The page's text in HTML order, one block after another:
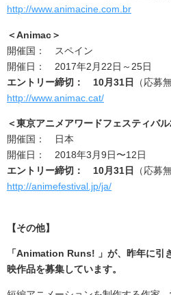
http://www.animacine.com.br
＜Animac＞
開催国： スペイン
開催日： 2017年2月22日～25日
エントリー締切： 10月31日
（応募
http://www.animac.cat/
＜東京アニメアワードフェスティバ
開催国： 日本
開催日： 2018年3月9日〜12日
エントリー締切： 10月31日
（応募
http://animefestival.jp/ja/
【その他】
「Animation Runs! 」が、昨年に引
映作品を募集しています。